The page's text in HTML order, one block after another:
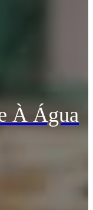
À Água